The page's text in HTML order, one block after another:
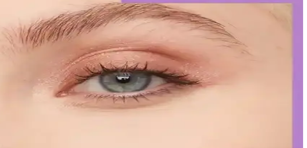
bakım ipuçlarıyla gözlerinizi vurgulayın.
özellikleri ve bakım önerileriyle uzun süre şık ve bakımlı kalabilirsiniz.
temizliği, sınır çizimi ve kat kat uygulama ile mükemmel görünüm elde edin.